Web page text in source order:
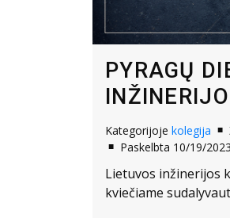
PYRAGŲ
Kategorijoje kolegija
Paskelbta 10/19/2023
Lietuvos inžinerijos
kviečiame